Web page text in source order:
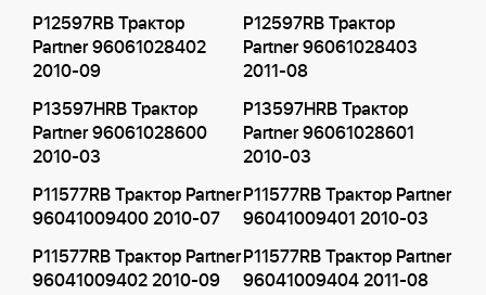
P12597RB Трактор
Partner 96061028402
2010-09
P12597RB Трактор
Partner 96061028403
2011-08
P13597HRB Трактор
Partner 96061028600
2010-03
P13597HRB Трактор
Partner 96061028601
2010-03
P11577RB Трактор Partner
96041009400 2010-07
P11577RB Трактор Partner
96041009401 2010-03
P11577RB Трактор Partner
96041009402 2010-09
P11577RB Трактор Partner
96041009404 2011-08